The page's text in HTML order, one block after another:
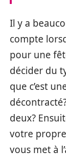
Il y a
compte
pour une
décider du
que c’est
deux?
votre
vous met à